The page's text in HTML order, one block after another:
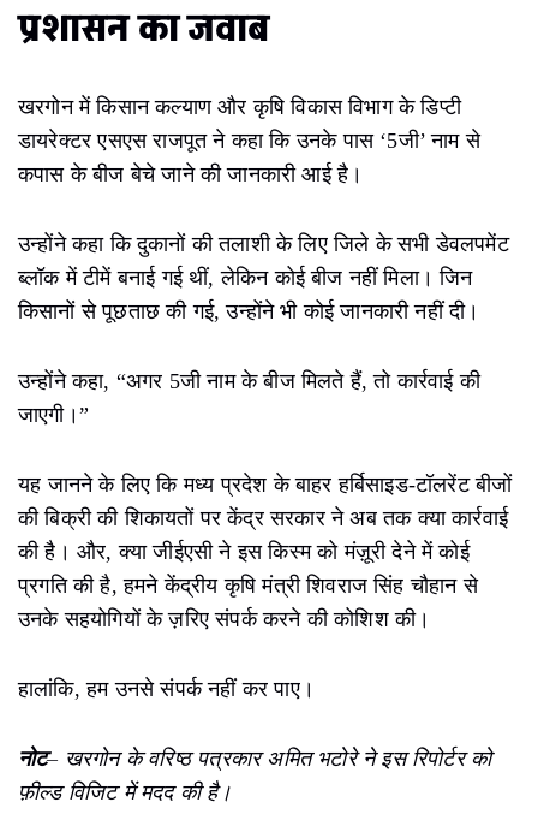
प्रशासन का जवाब
खरगोन में किसान कल्याण और कृषि विकास विभाग के डिप्टी
डायरेक्टर एसएस राजपूत ने कहा कि उनके पास ‘5जी’ नाम से
कपास के बीज बेचे जाने की जानकारी आई है।
उन्होंने कहा कि दुकानों की तलाशी के लिए जिले के सभी डेवलपमेंट
ब्लॉक में टीमें बनाई गई थीं, लेकिन कोई बीज नहीं मिला। जिन
किसानों से पूछताछ की गई, उन्होंने भी कोई जानकारी नहीं दी।
उन्होंने कहा, “अगर 5जी नाम के बीज मिलते हैं, तो कार्रवाई की
जाएगी।”
यह जानने के लिए कि मध्य प्रदेश के बाहर हर्बिसाइड-टॉलरेंट बीजों
की बिक्री की शिकायतों पर केंद्र सरकार ने अब तक क्या कार्रवाई
की है। और, क्या जीईएसी ने इस किस्म को मंज़ूरी देने में कोई
प्रगति की है, हमने केंद्रीय कृषि मंत्री शिवराज सिंह चौहान से
उनके सहयोगियों के ज़रिए संपर्क करने की कोशिश की।
हालांकि, हम उनसे संपर्क नहीं कर पाए।
नोट– खरगोन के वरिष्ठ पत्रकार अमित भटोरे ने इस रिपोर्टर को
फ़ील्ड विजिट में मदद की है।